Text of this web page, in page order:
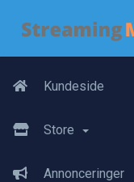
Kundeside
Store
Annonceringer